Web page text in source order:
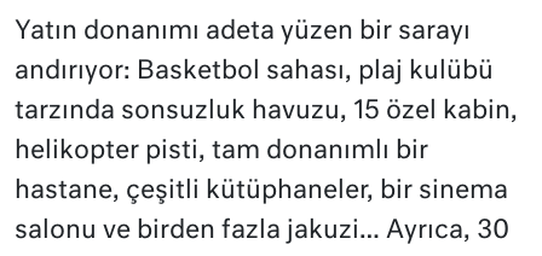
Yatın donanımı adeta yüzen bir sarayı
andırıyor: Basketbol sahası, plaj kulübü
tarzında sonsuzluk havuzu, 15 özel kabin,
helikopter pisti, tam donanımlı bir
hastane, çeşitli kütüphaneler, bir sinema
salonu ve birden fazla jakuzi… Ayrıca, 30